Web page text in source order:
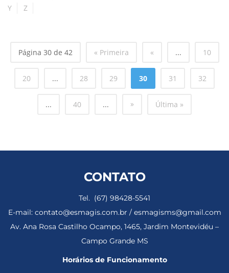
Y
Z
Página 30 de 42 « Primeira « ... 10
20 ... 28 29 30 31 32
... 40 ... » Última »
CONTATO
Tel. (67) 98428-5541
E-mail: contato@esmagis.com.br / esmagisms@gmail.com
Av. Ana Rosa Castilho Ocampo, 1465, Jardim Montevidéu –
Campo Grande MS
Horários de Funcionamento